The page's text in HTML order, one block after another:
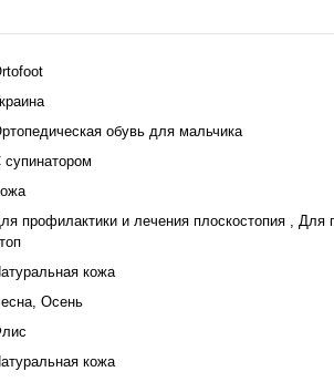
обувь для мальчика
супинатором
профилактики и лечения плоскостопия , Для
кожа
Осень
кожа